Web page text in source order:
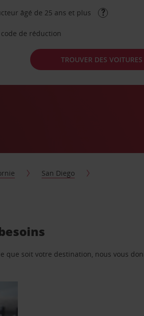
âgé de 25 ans et plus
code de réduction
TROUVER DES VOITURES
San Diego
soit votre destination, nous vous